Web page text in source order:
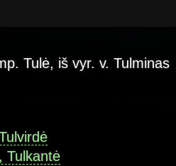
Tulė, iš vyr. v. Tulminas
Tulkantė